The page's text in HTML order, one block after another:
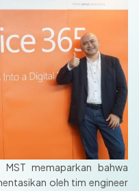
memaparkan bahwa
oleh tim engineer